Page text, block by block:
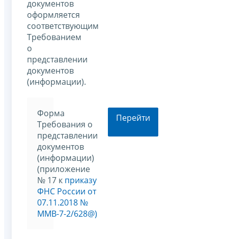
документов
оформляется
соответствующим
Требованием
о
представлении
документов
(информации).
Форма
Требования о
представлении
документов
(информации)
(приложение
№ 17 к приказу
ФНС России от
07.11.2018 №
ММВ-7-2/628@)
Перейти